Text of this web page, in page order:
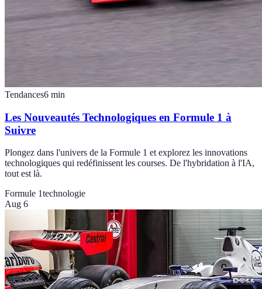
Tendances6 min
Les Nouveautés Technologiques en Formule 1 à
Suivre
Plongez dans l'univers de la Formule 1 et explorez les innovations
technologiques qui redéfinissent les courses. De l'hybridation à l'IA,
tout est là.
Formule 1technologie
Aug 6